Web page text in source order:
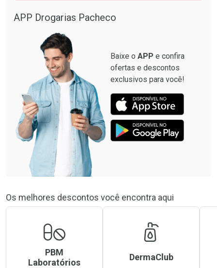
APP Drogarias Pacheco
Baixe o APP e confira
ofertas e descontos
exclusivos para você!
Os melhores descontos você encontra aqui
PBM
Laboratórios
DermaClub